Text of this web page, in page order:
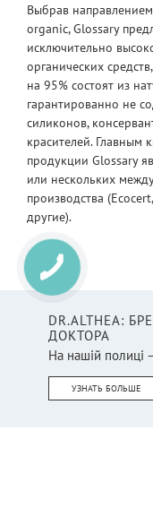
Выбрав
organic, Glossary
исключительно
органических
на 95% состоят из
гарантированно не
силиконов,
красителей. Главным
продукции Glossary
или нескольких
производства
другие).
DR.ALTHEA:
ДОКТОРА
На нашій полиці
УЗНАТЬ БОЛЬШЕ